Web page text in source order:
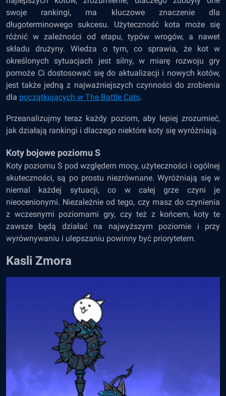
swoje rankingi, ma kluczowe znaczenie dla
długoterminowego sukcesu. Użyteczność kota może się
różnić w zależności od etapu, typów wrogów, a nawet
składu drużyny. Wiedza o tym, co sprawia, że kot w
określonych sytuacjach jest silny, w miarę rozwoju gry
pomoże Ci dostosować się do aktualizacji i nowych kotów,
jest także jedną z najważniejszych czynności do zrobienia
dla początkujących w The Battle Cats.
Przeanalizujmy teraz każdy poziom, aby lepiej zrozumieć,
jak działają rankingi i dlaczego niektóre koty się wyróżniają.
Koty bojowe poziomu S
Koty poziomu S pod względem mocy, użyteczności i ogólnej
skuteczności, są po prostu niezrównane. Wyróżniają się w
niemal każdej sytuacji, co w całej grze czyni je
nieocenionymi. Niezależnie od tego, czy masz do czynienia
z wczesnymi poziomami gry, czy też z końcem, koty te
zawsze będą działać na najwyższym poziomie i przy
wyrównywaniu i ulepszaniu powinny być priorytetem.
Kasli Zmora